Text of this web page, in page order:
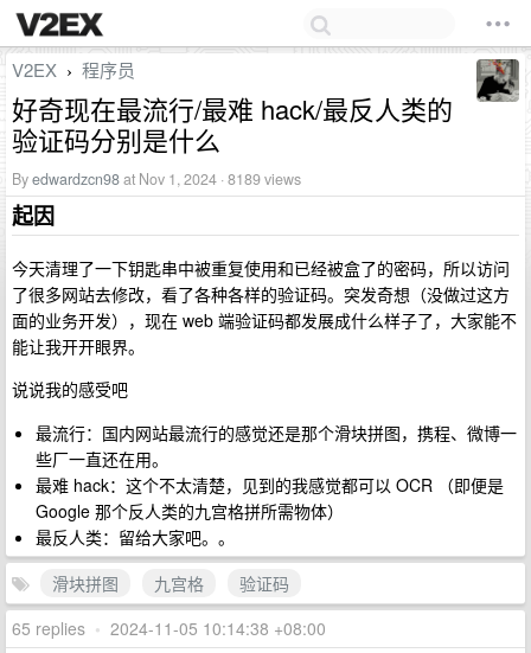
V2EX › 程序员
好奇现在最流行/最难 hack/最反人类的
验证码分别是什么
Byedwardzcn98at Nov 1, 2024 · 8189 views
起因
今天清理了一下钥匙串中被重复使用和已经被盒了的密码，所以访问
了很多网站去修改，看了各种各样的验证码。突发奇想（没做过这方
面的业务开发），现在 web 端验证码都发展成什么样子了，大家能不
能让我开开眼界。
说说我的感受吧
最流行：国内网站最流行的感觉还是那个滑块拼图，携程、微博一
些厂一直还在用。
最难 hack：这个不太清楚，见到的我感觉都可以 OCR （即便是
Google 那个反人类的九宫格拼所需物体）
最反人类：留给大家吧。。
滑块拼图
九宫格
验证码
65 replies • 2024-11-05 10:14:38 +08:00